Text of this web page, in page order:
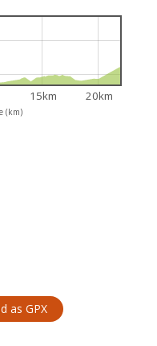
(km)
15km 20km
as GPX